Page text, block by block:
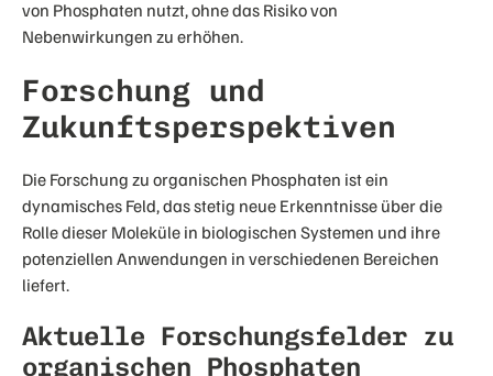
von Phosphaten nutzt, ohne das Risiko von
Nebenwirkungen zu erhöhen.
Forschung und
Zukunftsperspektiven
Die Forschung zu organischen Phosphaten ist ein
dynamisches Feld, das stetig neue Erkenntnisse über die
Rolle dieser Moleküle in biologischen Systemen und ihre
potenziellen Anwendungen in verschiedenen Bereichen
liefert.
Aktuelle Forschungsfelder zu
organischen Phosphaten